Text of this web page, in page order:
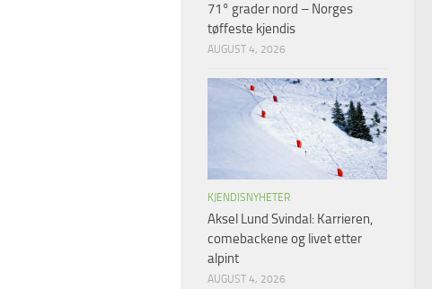
71° grader nord – Norges
tøffeste kjendis
AUGUST 4, 2026
KJENDISNYHETER
Aksel Lund Svindal: Karrieren,
comebackene og livet etter
alpint
AUGUST 4, 2026